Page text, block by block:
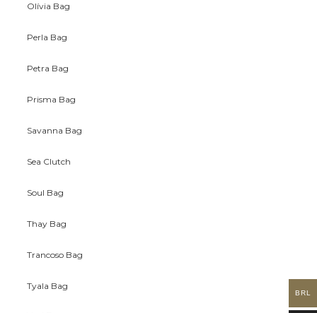
Olívia Bag
Perla Bag
Petra Bag
Prisma Bag
Savanna Bag
Sea Clutch
Soul Bag
Thay Bag
Trancoso Bag
Tyala Bag
BRL